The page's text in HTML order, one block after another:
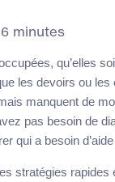
6 minutes
qu’elles
les devoirs ou
manquent de
pas besoin de
qui a besoin
stratégies